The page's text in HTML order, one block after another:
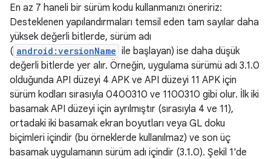
En az 7 haneli bir sürüm kodu kullanmanızı öneririz:
Desteklenen yapılandırmaları temsil eden tam sayılar daha
yüksek değerli bitlerde, sürüm adı
( android:versionName ile başlayan) ise daha düşük
değerli bitlerde yer alır. Örneğin, uygulama sürümü adı 3.1.0
olduğunda API düzeyi 4 APK ve API düzeyi 11 APK için
sürüm kodları sırasıyla 0400310 ve 1100310 gibi olur. İlk iki
basamak API düzeyi için ayrılmıştır (sırasıyla 4 ve 11),
ortadaki iki basamak ekran boyutları veya GL doku
biçimleri içindir (bu örneklerde kullanılmaz) ve son üç
basamak uygulamanın sürüm adı içindir (3.1.0). Şekil 1'de